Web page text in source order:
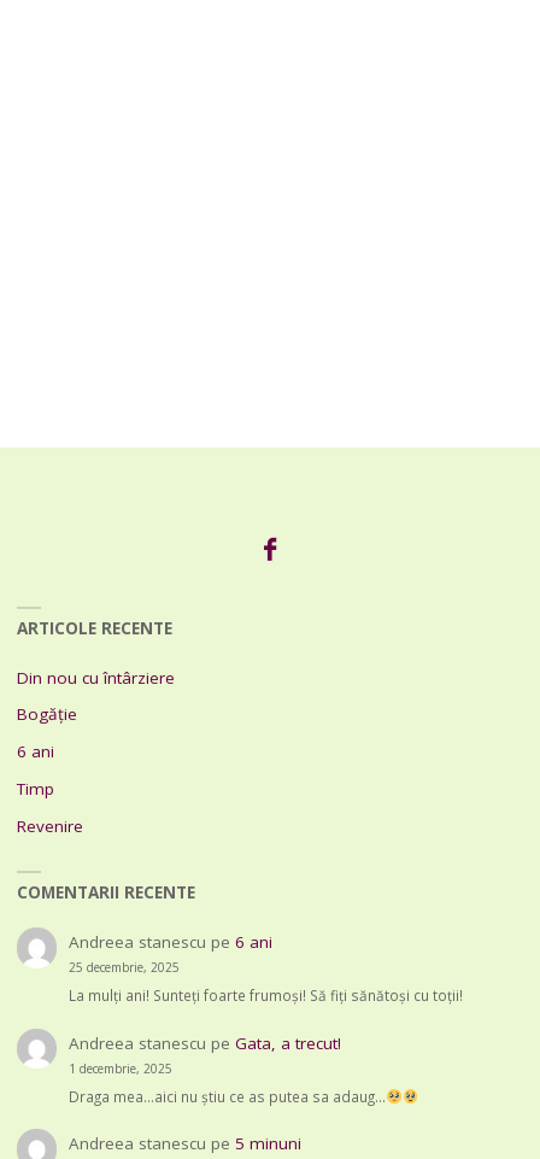
ARTICOLE RECENTE
Din nou cu întârziere
Bogăție
6 ani
Timp
Revenire
COMENTARII RECENTE
Andreea stanescu pe6 ani
25 decembrie, 2025
La mulți ani! Sunteți foarte frumoși! Să fiți sănătoși cu toții!
Andreea stanescu peGata, a trecut!
1 decembrie, 2025
Draga mea...aici nu știu ce as putea sa adaug...
Andreea stanescu pe 5 minuni